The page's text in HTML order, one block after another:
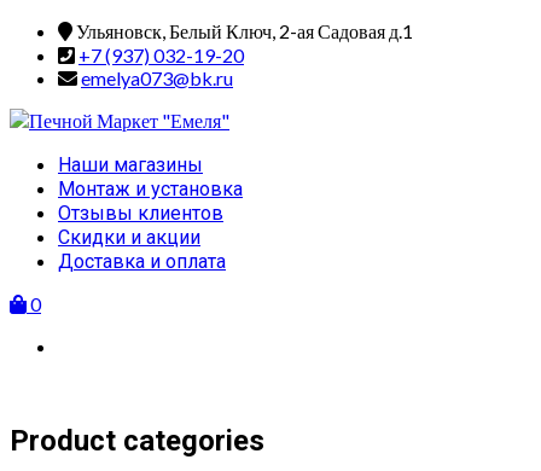
Skip
content
Ульяновск, Белый Ключ, 2-ая Садовая д.1
+7 (937) 032-19-20
emelya073@bk.ru
Primary
Menu
Наши магазины
Монтаж и установка
Отзывы клиентов
Скидки и акции
Доставка и оплата
0
Product categories